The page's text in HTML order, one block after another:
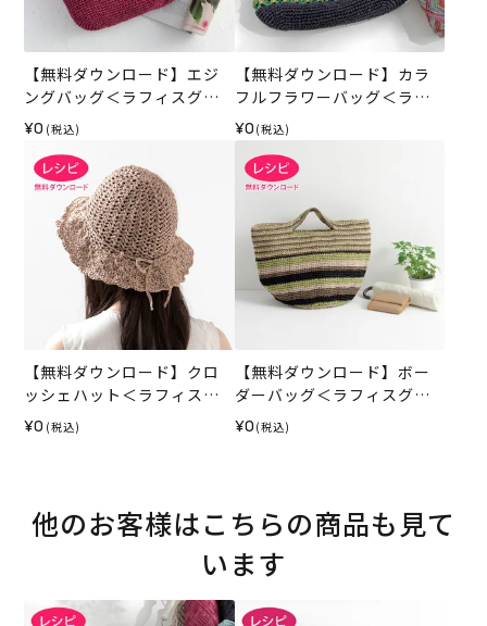
【無料ダウンロード】エジ
ングバッグ＜ラフィスグラ
ン＞（レシピ）
¥0 (税込)
【無料ダウンロード】カラ
フルフラワーバッグ＜ラフ
ィスグラン＞（レシピ）
¥0 (税込)
【無料ダウンロード】クロ
ッシェハット＜ラフィスグ
ラン＞（レシピ）
¥0 (税込)
【無料ダウンロード】ボー
ダーバッグ＜ラフィスグラ
ン＞（レシピ）
¥0 (税込)
他のお客様はこちらの商品も見て
います